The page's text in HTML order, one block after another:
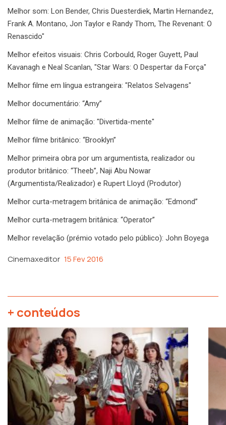
Melhor som: Lon Bender, Chris Duesterdiek, Martin Hernandez,
Frank A. Montano, Jon Taylor e Randy Thom, The Revenant: O
Renascido"
Melhor efeitos visuais: Chris Corbould, Roger Guyett, Paul
Kavanagh e Neal Scanlan, "Star Wars: O Despertar da Força"
Melhor filme em língua estrangeira: "Relatos Selvagens"
Melhor documentário: “Amy”
Melhor filme de animação: "Divertida-mente"
Melhor filme britânico: “Brooklyn”
Melhor primeira obra por um argumentista, realizador ou
produtor britânico: “Theeb”, Naji Abu Nowar
(Argumentista/Realizador) e Rupert Lloyd (Produtor)
Melhor curta-metragem britânica de animação: “Edmond”
Melhor curta-metragem britânica: “Operator”
Melhor revelação (prémio votado pelo público): John Boyega
Cinemaxeditor 15 Fev 2016
+ conteúdos